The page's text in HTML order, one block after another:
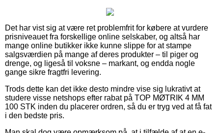
Det har vist sig at være ret problemfrit for købere at vurdere
prisniveauet fra forskellige online selskaber, og altså har
mange online butikker ikke kunne slippe for at stampe
salgsværdien på mange af deres produkter – til piger og
drenge, og ligeså til voksne – markant, og endda nogle
gange sikre fragtfri levering.
Trods dette kan det ikke desto mindre vise sig lukrativt at
studere visse netshops efter rabat på TOP MØTRIK 4 MM
100 STK inden du placerer ordren, så du er tryg ved at få fat
i den bedste pris.